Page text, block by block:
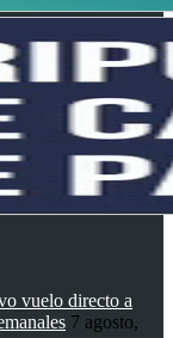
vuelo directo a
7 agosto,